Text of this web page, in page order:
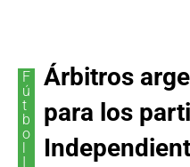
F
ú
t
b
o
Árbitros
para los